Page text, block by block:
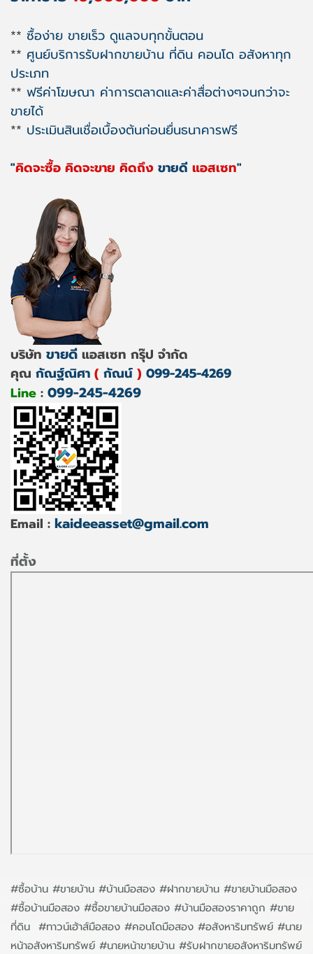
** ซื้อง่าย ขายเร็ว ดูแลจบทุกขั้นตอน
** ศูนย์บริการรับฝากขายบ้าน ที่ดิน คอนโด อสังหาทุก
ประเภท
** ฟรีค่าโฆษณา ค่าการตลาดและค่าสื่อต่างๆจนกว่าจะ
ขายได้
** ประเมินสินเชื่อเบื้องต้นก่อนยื่นธนาคารฟรี
"คิดจะซื้อ คิดจะขาย คิดถึง ขายดี แอสเซท"
บริษัท ขายดี แอสเซท กรุ๊ป จำกัด
คุณ กัณฐ์ณิศา ( กัณน์ ) 099-245-4269
Line : 099-245-4269
Email : kaideeasset@gmail.com
ที่ตั้ง
#ซื้อบ้าน #ขายบ้าน #บ้านมือสอง #ฝากขายบ้าน #ขายบ้านมือสอง
#ซื้อบ้านมือสอง #ซื้อขายบ้านมือสอง #บ้านมือสองราคาถูก #ขาย
ที่ดิน #ทาวน์เฮ้าส์มือสอง #คอนโดมือสอง #อสังหาริมทรัพย์ #นาย
หน้าอสังหาริมทรัพย์ #นายหน้าขายบ้าน #รับฝากขายอสังหาริมทรัพย์